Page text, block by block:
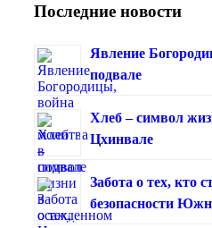
Последние новости
Явление
подвале
Хлеб – символ
Цхинвале
Забота о тех, кто
безопасности